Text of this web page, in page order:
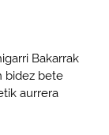
Bakarrak
bidez bete
aurrera